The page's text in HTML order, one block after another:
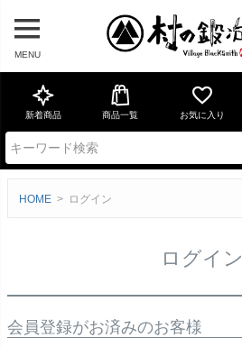
MENU
新着商品 商品一覧 お気に入り
HOME ログイン
ログイン
会員登録がお済みのお客様